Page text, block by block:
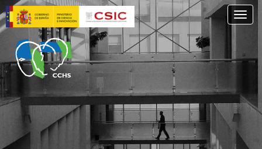
Pasar
al
contenido
principal